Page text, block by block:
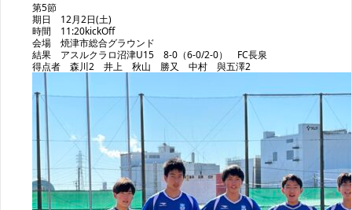
第5節
期日 12月2日(土)
時間 11:20kickOff
会場 焼津市総合グラウンド
結果 アスルクラロ沼津U15 8-0（6-0/2-0） FC長泉
得点者 森川2 井上 秋山 勝又 中村 與五澤2